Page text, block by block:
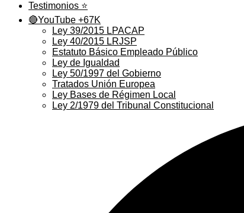
Testimonios ⭐️
🔴YouTube +67K
Ley 39/2015 LPACAP
Ley 40/2015 LRJSP
Estatuto Básico Empleado Público
Ley de Igualdad
Ley 50/1997 del Gobierno
Tratados Unión Europea
Ley Bases de Régimen Local
Ley 2/1979 del Tribunal Constitucional